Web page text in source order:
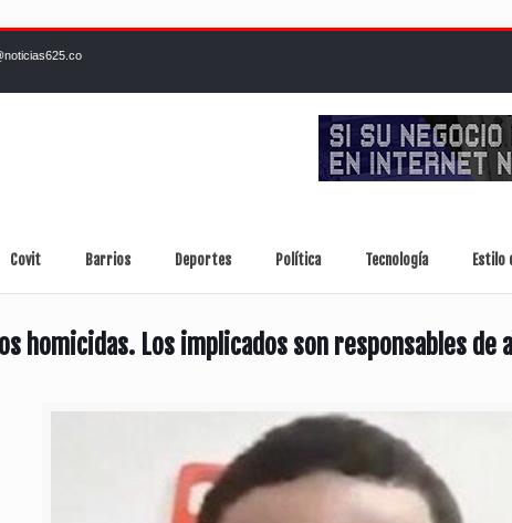
Covit Barrios Deportes Política Tecnología Estilo
homicidas. Los implicados son responsables de